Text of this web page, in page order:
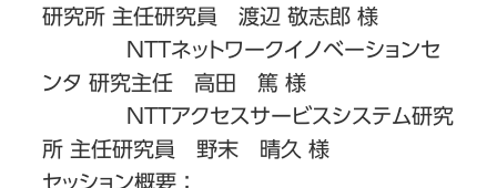
研究所 主任研究員 渡辺 敬志郎 様
NTTネットワークイノベーションセ
ンタ 研究主任 高田 篤 様
NTTアクセスサービスシステム研究
所 主任研究員 野末 晴久 様
セッション概要：